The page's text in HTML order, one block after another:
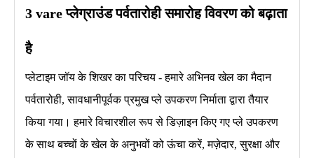
3 vareप्लेग्राउंड पर्वतारोहीसमारोह विवरण को बढ़ाता
है
प्लेटाइम जॉय के शिखर का परिचय - हमारे अभिनव खेल का मैदान
पर्वतारोही, सावधानीपूर्वक प्रमुख प्ले उपकरण निर्माता द्वारा तैयार
किया गया। हमारे विचारशील रूप से डिज़ाइन किए गए प्ले उपकरण
के साथ बच्चों के खेल के अनुभवों को ऊंचा करें, मज़ेदार, सुरक्षा और